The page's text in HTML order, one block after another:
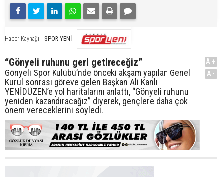
Haber Kaynağı SPOR YENİ
“Gönyeli ruhunu geri getireceğiz”
Gönyeli Spor Kulübü’nde önceki akşam yapılan Genel
Kurul sonrası göreve gelen Başkan Ali Kanlı
YENİDÜZEN’e yol haritalarını anlattı, “Gönyeli ruhunu
yeniden kazandıracağız” diyerek, gençlere daha çok
önem vereceklerini söyledi.
A+
A-